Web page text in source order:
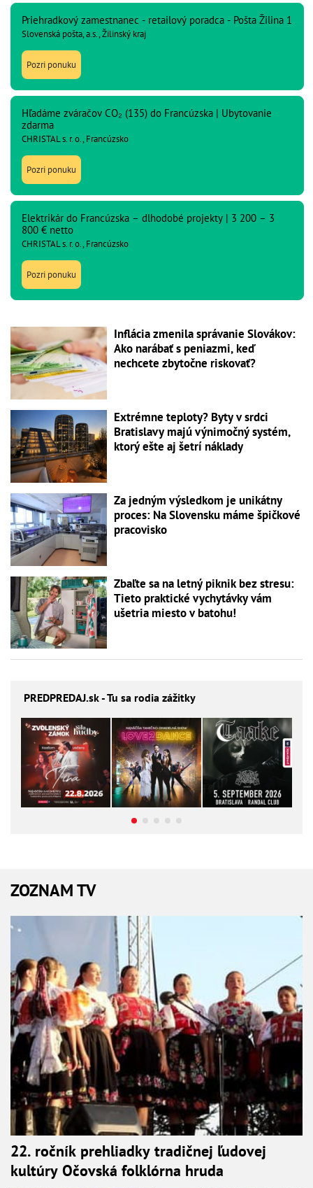
Priehradkový zamestnanec - retailový poradca - Pošta Žilina 1
Slovenská pošta, a.s., Žilinský kraj
Pozri ponuku
Hľadáme zváračov CO₂ (135) do Francúzska | Ubytovanie
zdarma
CHRISTAL s. r. o., Francúzsko
Pozri ponuku
Elektrikár do Francúzska – dlhodobé projekty | 3 200 – 3
800 € netto
CHRISTAL s. r. o., Francúzsko
Pozri ponuku
Inflácia zmenila správanie Slovákov:
Ako narábať s peniazmi, keď
nechcete zbytočne riskovať?
Extrémne teploty? Byty v srdci
Bratislavy majú výnimočný systém,
ktorý ešte aj šetrí náklady
Za jedným výsledkom je unikátny
proces: Na Slovensku máme špičkové
pracovisko
Zbaľte sa na letný piknik bez stresu:
Tieto praktické vychytávky vám
ušetria miesto v batohu!
PREDPREDAJ.sk - Tu sa rodia zážitky
ZOZNAM TV
22. ročník prehliadky tradičnej ľudovej
kultúry Očovská folklórna hruda